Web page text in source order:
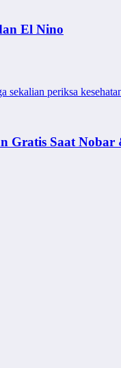
El Nino
periksa
Gratis Saat